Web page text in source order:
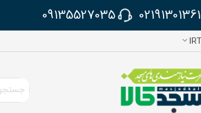
02191301361
09135527035